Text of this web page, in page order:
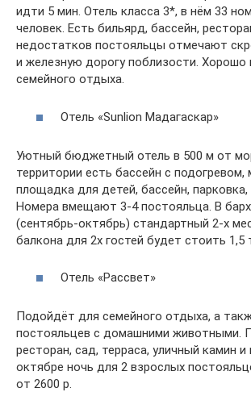
идти 5 мин. Отель класса 3*, в нём 33
человек. Есть бильярд, бассейн,
недостатков постояльцы отмечают
и железную дорогу поблизости. Хорошо
семейного отдыха.
Отель «Sunlion Мадагаскар»
Уютный бюджетный отель в 500 м от
территории есть бассейн с подогревом,
площадка для детей, бассейн, парковка,
Номера вмещают 3-4 постояльца. В
(сентябрь-октябрь) стандартный 2-х
балкона для 2х гостей будет стоить 1,5
Отель «Рассвет»
Подойдёт для семейного отдыха, а
постояльцев с домашними животными.
ресторан, сад, терраса, уличный камин
октябре ночь для 2 взрослых
от 2600 р.